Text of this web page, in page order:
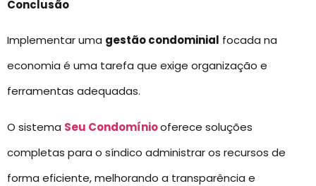
Conclusão
Implementar uma gestão condominial focada na
economia é uma tarefa que exige organização e
ferramentas adequadas.
O sistema Seu Condomíniooferece soluções
completas para o síndico administrar os recursos de
forma eficiente, melhorando a transparência e